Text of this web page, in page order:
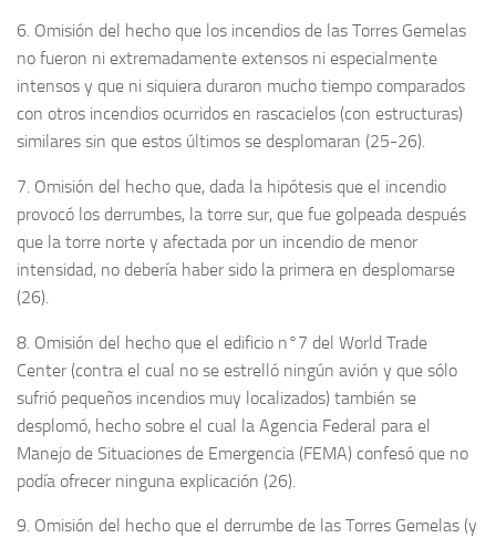
6. Omisión del hecho que los incendios de las Torres Gemelas
no fueron ni extremadamente extensos ni especialmente
intensos y que ni siquiera duraron mucho tiempo comparados
con otros incendios ocurridos en rascacielos (con estructuras)
similares sin que estos últimos se desplomaran (25-26).
7. Omisión del hecho que, dada la hipótesis que el incendio
provocó los derrumbes, la torre sur, que fue golpeada después
que la torre norte y afectada por un incendio de menor
intensidad, no debería haber sido la primera en desplomarse
(26).
8. Omisión del hecho que el edificio n°7 del World Trade
Center (contra el cual no se estrelló ningún avión y que sólo
sufrió pequeños incendios muy localizados) también se
desplomó, hecho sobre el cual la Agencia Federal para el
Manejo de Situaciones de Emergencia (FEMA) confesó que no
podía ofrecer ninguna explicación (26).
9. Omisión del hecho que el derrumbe de las Torres Gemelas (y